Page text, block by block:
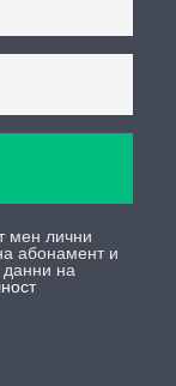
мен лични
абонамент и
данни на